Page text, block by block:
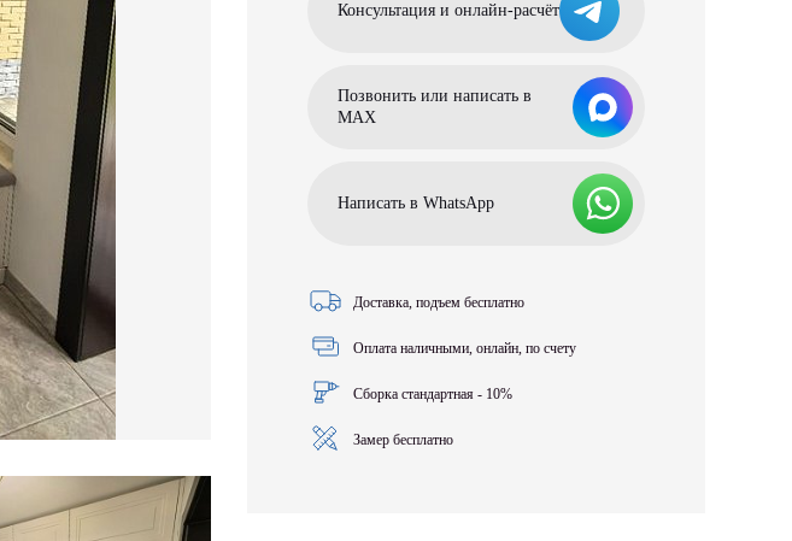
Консультация и онлайн-расчёт
Позвонить или написать в
МАХ
Написать в WhatsApp
Доставка, подъем бесплатно
Оплата наличными, онлайн, по счету
Сборка стандартная - 10%
Замер бесплатно